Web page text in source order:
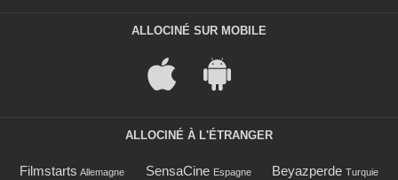
ALLOCINÉ SUR MOBILE
ALLOCINÉ À L'ÉTRANGER
Filmstarts Allemagne SensaCine Espagne Beyazperde Turquie